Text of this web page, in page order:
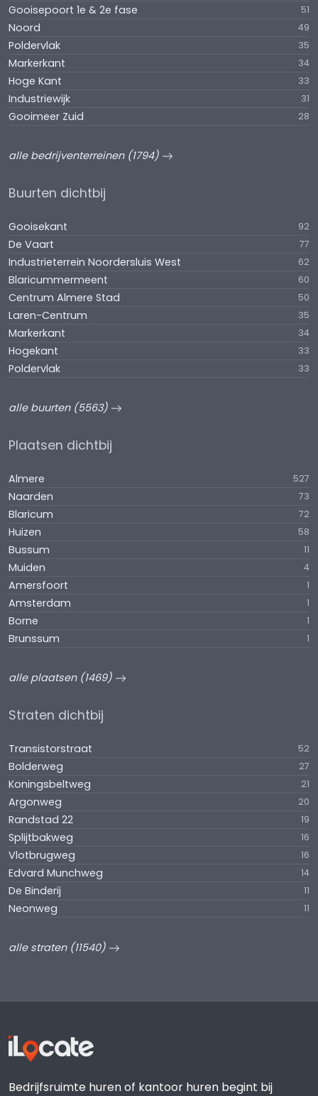
Gooisepoort 1e & 2e fase 51
Noord 49
Poldervlak 35
Markerkant 34
Hoge Kant 33
Industriewijk 31
Gooimeer Zuid 28
alle bedrijventerreinen (1794)
Buurten dichtbij
Gooisekant 92
De Vaart 77
Industrieterrein Noordersluis West 62
Blaricummermeent 60
Centrum Almere Stad 50
Laren-Centrum 35
Markerkant 34
Hogekant 33
Poldervlak 33
alle buurten (5563)
Plaatsen dichtbij
Almere 527
Naarden 73
Blaricum 72
Huizen 58
Bussum 11
Muiden 4
Amersfoort 1
Amsterdam 1
Borne 1
Brunssum 1
alle plaatsen (1469)
Straten dichtbij
Transistorstraat 52
Bolderweg 27
Koningsbeltweg 21
Argonweg 20
Randstad 22 19
Splijtbakweg 16
Vlotbrugweg 16
Edvard Munchweg 14
De Binderij 11
Neonweg 11
alle straten (11540)
Bedrijfsruimte huren of kantoor huren begint bij